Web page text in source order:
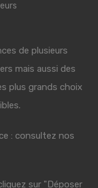
de plusieurs
mais aussi des
plus grands choix
: consultez nos
sur "Déposer